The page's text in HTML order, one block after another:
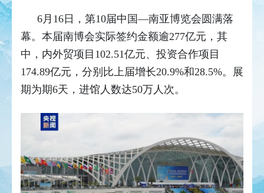
6月16日，第10届中国—南亚博览会圆满落
幕。本届南博会实际签约金额逾277亿元，其
中，内外贸项目102.51亿元、投资合作项目
174.89亿元，分别比上届增长20.9%和28.5%。展
期为期6天，进馆人数达50万人次。